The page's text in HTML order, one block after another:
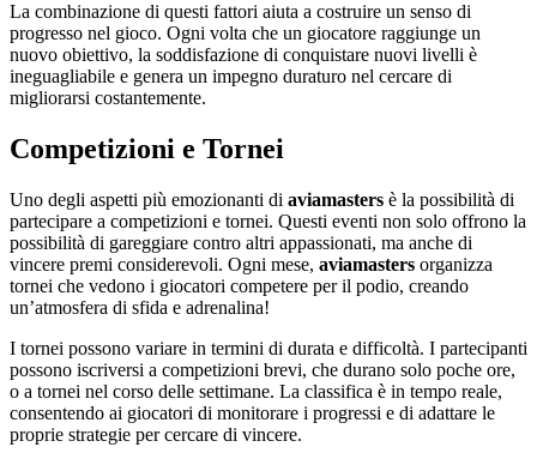
La combinazione di questi fattori aiuta a costruire un senso di
progresso nel gioco. Ogni volta che un giocatore raggiunge un
nuovo obiettivo, la soddisfazione di conquistare nuovi livelli è
ineguagliabile e genera un impegno duraturo nel cercare di
migliorarsi costantemente.
Competizioni e Tornei
Uno degli aspetti più emozionanti di aviamasters è la possibilità di
partecipare a competizioni e tornei. Questi eventi non solo offrono la
possibilità di gareggiare contro altri appassionati, ma anche di
vincere premi considerevoli. Ogni mese, aviamasters organizza
tornei che vedono i giocatori competere per il podio, creando
un’atmosfera di sfida e adrenalina!
I tornei possono variare in termini di durata e difficoltà. I partecipanti
possono iscriversi a competizioni brevi, che durano solo poche ore,
o a tornei nel corso delle settimane. La classifica è in tempo reale,
consentendo ai giocatori di monitorare i progressi e di adattare le
proprie strategie per cercare di vincere.